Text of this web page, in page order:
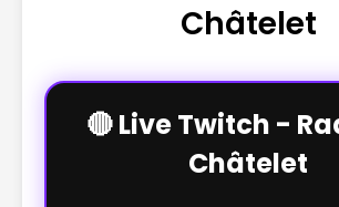
Châtelet
🔴 Live Twitch -
Châtelet